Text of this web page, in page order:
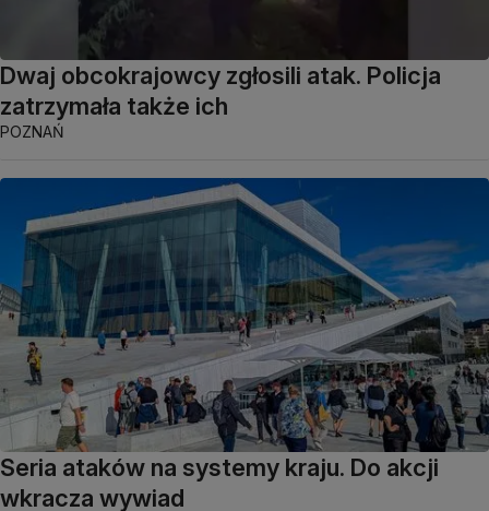
Dwaj obcokrajowcy zgłosili atak. Policja
zatrzymała także ich
POZNAŃ
Seria ataków na systemy kraju. Do akcji
wkracza wywiad